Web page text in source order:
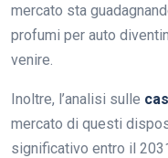
mercato sta
profumi per auto
venire.
Inoltre, l’analisi sulle
mercato di questi
significativo entro il